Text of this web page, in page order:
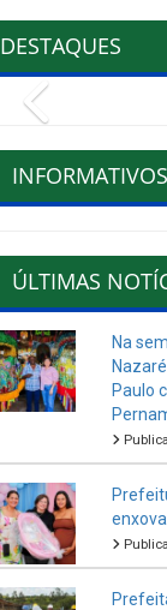
DESTAQUES
INFORMATIVOS
ÚLTIMAS
Na
Paulo